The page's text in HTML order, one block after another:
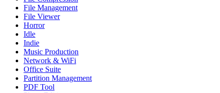
File Management
File Viewer
Horror
Idle
Indie
Music Production
Network & WiFi
Office Suite
Partition Management
PDF Tool